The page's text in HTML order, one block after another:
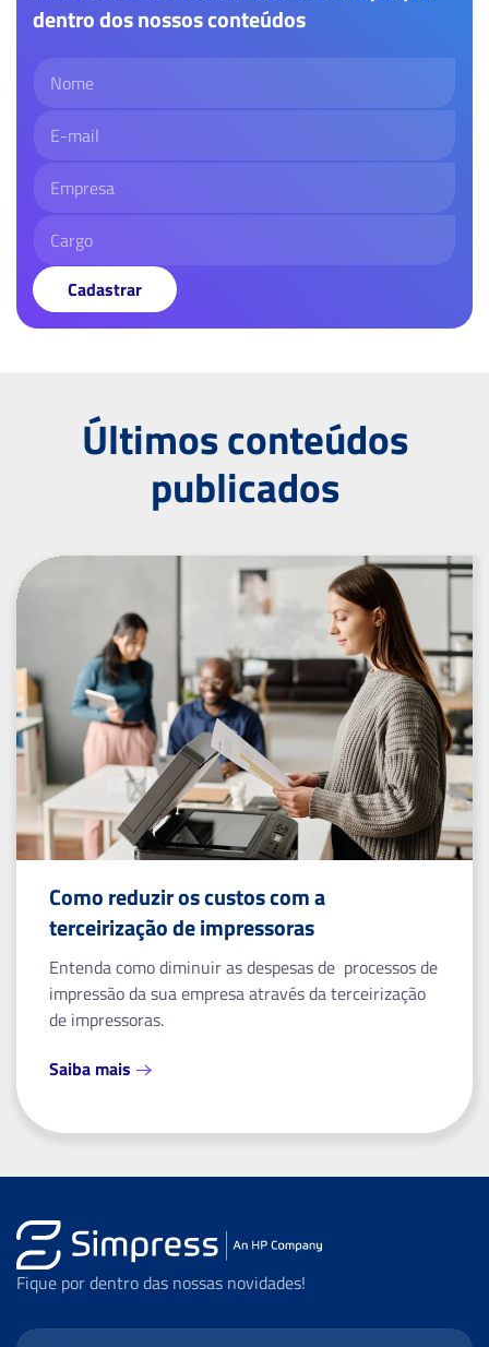
dentro dos nossos conteúdos
Cadastrar
Últimos conteúdos
publicados
Como reduzir os custos com a
terceirização de impressoras
Entenda como diminuir as despesas de processos de
impressão da sua empresa através da terceirização
de impressoras.
Saiba mais
Fique por dentro das nossas novidades!